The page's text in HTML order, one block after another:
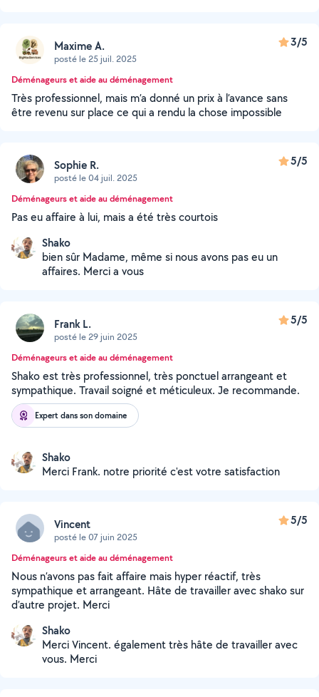
Maxime A.
posté le 25 juil. 2025
3/5
Déménageurs et aide au déménagement
Très professionnel, mais m’a donné un prix à l’avance sans
être revenu sur place ce qui a rendu la chose impossible
Sophie R.
posté le 04 juil. 2025
5/5
Déménageurs et aide au déménagement
Pas eu affaire à lui, mais a été très courtois
Shako
bien sûr Madame, même si nous avons pas eu un
affaires. Merci a vous
Frank L.
posté le 29 juin 2025
5/5
Déménageurs et aide au déménagement
Shako est très professionnel, très ponctuel arrangeant et
sympathique. Travail soigné et méticuleux. Je recommande.
Expert dans son domaine
Shako
Merci Frank. notre priorité c'est votre satisfaction
Vincent
posté le 07 juin 2025
5/5
Déménageurs et aide au déménagement
Nous n’avons pas fait affaire mais hyper réactif, très
sympathique et arrangeant. Hâte de travailler avec shako sur
d’autre projet. Merci
Shako
Merci Vincent. également très hâte de travailler avec
vous. Merci